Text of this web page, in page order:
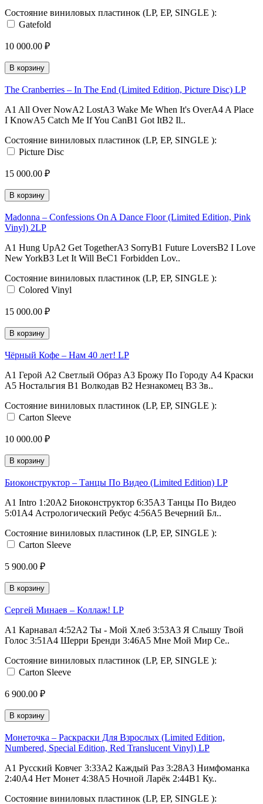
Состояние виниловых пластинок (LP, EP, SINGLE ):
Gatefold
10 000.00 ₽
В корзину
The Cranberries ‎– In The End (Limited Edition, Picture Disc) LP
A1 All Over NowA2 LostA3 Wake Me When It's OverA4 A Place
I KnowA5 Catch Me If You CanB1 Got ItB2 Il..
Состояние виниловых пластинок (LP, EP, SINGLE ):
Picture Disc
15 000.00 ₽
В корзину
Madonna ‎– Confessions On A Dance Floor (Limited Edition, Pink
Vinyl) 2LP
A1 Hung UpA2 Get TogetherA3 SorryB1 Future LoversB2 I Love
New YorkB3 Let It Will BeC1 Forbidden Lov..
Состояние виниловых пластинок (LP, EP, SINGLE ):
Colored Vinyl
15 000.00 ₽
В корзину
Чёрный Кофе ‎– Нам 40 лет! LP
A1 Герой A2 Светлый Образ A3 Брожу По Городу A4 Краски
A5 Ностальгия B1 Волкодав B2 Незнакомец B3 Зв..
Состояние виниловых пластинок (LP, EP, SINGLE ):
Carton Sleeve
10 000.00 ₽
В корзину
Биоконструктор ‎– Танцы По Видео (Limited Edition) LP
A1 Intro 1:20A2 Биоконструктор 6:35A3 Танцы По Видео
5:01A4 Астрологический Ребус 4:56A5 Вечерний Бл..
Состояние виниловых пластинок (LP, EP, SINGLE ):
Carton Sleeve
5 900.00 ₽
В корзину
Сергей Минаев ‎– Коллаж! LP
A1 Карнавал 4:52A2 Ты - Мой Хлеб 3:53A3 Я Слышу Твой
Голос 3:51A4 Шерри Бренди 3:46A5 Мне Мой Мир Се..
Состояние виниловых пластинок (LP, EP, SINGLE ):
Carton Sleeve
6 900.00 ₽
В корзину
Монеточка ‎– Раскраски Для Взрослых (Limited Edition,
Numbered, Special Edition, Red Translucent Vinyl) LP
A1 Русский Ковчег 3:33A2 Каждый Раз 3:28A3 Нимфоманка
2:40A4 Нет Монет 4:38A5 Ночной Ларёк 2:44B1 Ку..
Состояние виниловых пластинок (LP, EP, SINGLE ):